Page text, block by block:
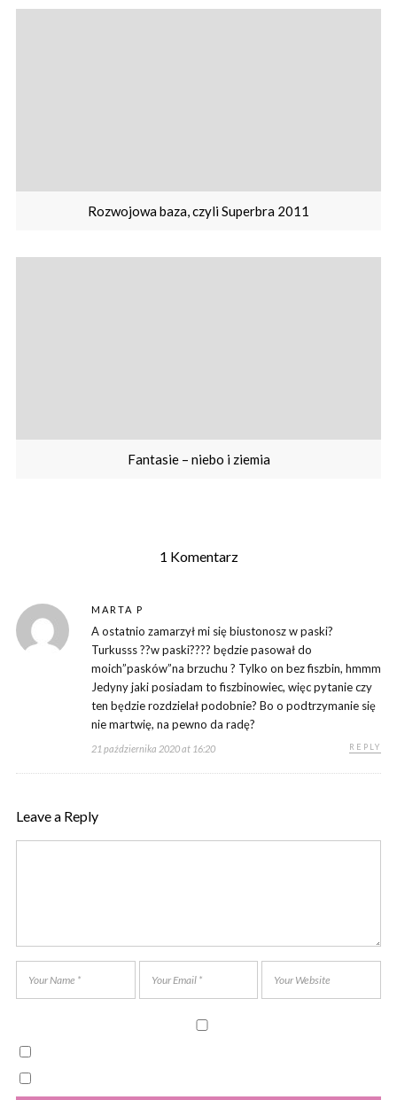
Rozwojowa baza, czyli Superbra 2011
Fantasie – niebo i ziemia
1 Komentarz
MARTA P
A ostatnio zamarzył mi się biustonosz w paski?
Turkusss ??w paski???? będzie pasował do
moich”pasków”na brzuchu ? Tylko on bez fiszbin, hmmm
Jedyny jaki posiadam to fiszbinowiec, więc pytanie czy
ten będzie rozdzielał podobnie? Bo o podtrzymanie się
nie martwię, na pewno da radę?
21 października 2020 at 16:20 REPLY
Leave a Reply